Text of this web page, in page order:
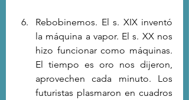
Rebobinemos. El s. XIX inventó
la máquina a vapor. El s. XX nos
hizo funcionar como máquinas.
El tiempo es oro nos dijeron,
aprovechen cada minuto. Los
futuristas plasmaron en cuadros